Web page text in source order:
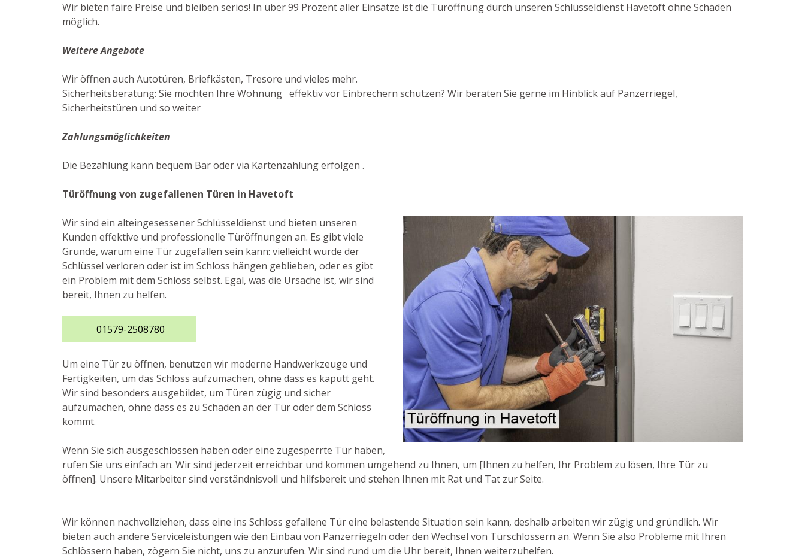
Wir bieten faire Preise und bleiben seriös! In über 99 Prozent aller Einsätze ist die Türöffnung durch unseren Schlüsseldienst Havetoft ohne Schäden
möglich.
Weitere Angebote
Wir öffnen auch Autotüren, Briefkästen, Tresore und vieles mehr.
Sicherheitsberatung: Sie möchten Ihre Wohnung effektiv vor Einbrechern schützen? Wir beraten Sie gerne im Hinblick auf Panzerriegel,
Sicherheitstüren und so weiter
Zahlungsmöglichkeiten
Die Bezahlung kann bequem Bar oder via Kartenzahlung erfolgen .
Türöffnung von zugefallenen Türen in Havetoft
Wir sind ein alteingesessener Schlüsseldienst und bieten unseren
Kunden effektive und professionelle Türöffnungen an. Es gibt viele
Gründe, warum eine Tür zugefallen sein kann: vielleicht wurde der
Schlüssel verloren oder ist im Schloss hängen geblieben, oder es gibt
ein Problem mit dem Schloss selbst. Egal, was die Ursache ist, wir sind
bereit, Ihnen zu helfen.
01579-2508780
Um eine Tür zu öffnen, benutzen wir moderne Handwerkzeuge und
Fertigkeiten, um das Schloss aufzumachen, ohne dass es kaputt geht.
Wir sind besonders ausgebildet, um Türen zügig und sicher
aufzumachen, ohne dass es zu Schäden an der Tür oder dem Schloss
kommt.
Wenn Sie sich ausgeschlossen haben oder eine zugesperrte Tür haben,
rufen Sie uns einfach an. Wir sind jederzeit erreichbar und kommen umgehend zu Ihnen, um [Ihnen zu helfen, Ihr Problem zu lösen, Ihre Tür zu
öffnen]. Unsere Mitarbeiter sind verständnisvoll und hilfsbereit und stehen Ihnen mit Rat und Tat zur Seite.
Wir können nachvollziehen, dass eine ins Schloss gefallene Tür eine belastende Situation sein kann, deshalb arbeiten wir zügig und gründlich. Wir
bieten auch andere Serviceleistungen wie den Einbau von Panzerriegeln oder den Wechsel von Türschlössern an. Wenn Sie also Probleme mit Ihren
Schlössern haben, zögern Sie nicht, uns zu anzurufen. Wir sind rund um die Uhr bereit, Ihnen weiterzuhelfen.